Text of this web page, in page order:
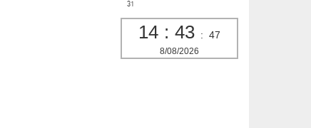
31
14 : 43 : 48
8/08/2026